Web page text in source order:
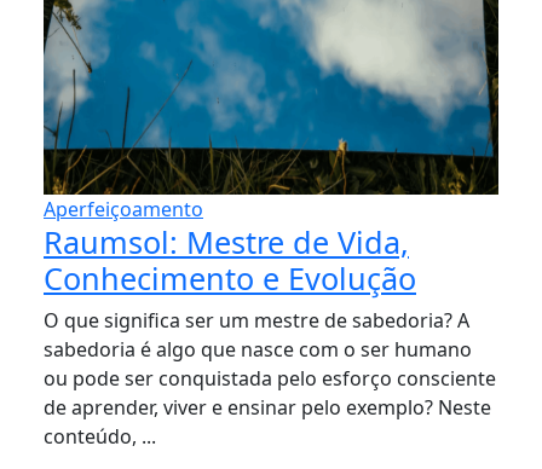
Aperfeiçoamento
Raumsol: Mestre de Vida,
Conhecimento e Evolução
O que significa ser um mestre de sabedoria? A
sabedoria é algo que nasce com o ser humano
ou pode ser conquistada pelo esforço consciente
de aprender, viver e ensinar pelo exemplo? Neste
conteúdo, ...